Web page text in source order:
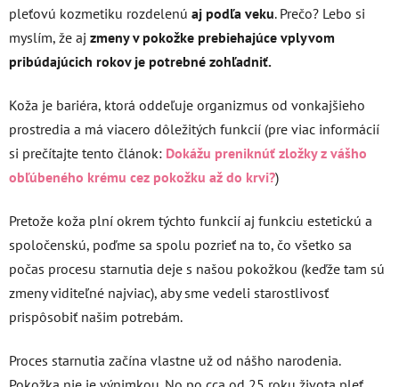
pleťovú kozmetiku rozdelenú aj podľa veku. Prečo? Lebo si
myslím, že aj zmeny v pokožke prebiehajúce vplyvom
pribúdajúcich rokov je potrebné zohľadniť.
Koža je bariéra, ktorá oddeľuje organizmus od vonkajšieho
prostredia a má viacero dôležitých funkcií (pre viac informácií
si prečítajte tento článok: Dokážu preniknúť zložky z vášho
obľúbeného krému cez pokožku až do krvi?)
Pretože koža plní okrem týchto funkcií aj funkciu estetickú a
spoločenskú, poďme sa spolu pozrieť na to, čo všetko sa
počas procesu starnutia deje s našou pokožkou (keďže tam sú
zmeny viditeľné najviac), aby sme vedeli starostlivosť
prispôsobiť našim potrebám.
Proces starnutia začína vlastne už od nášho narodenia.